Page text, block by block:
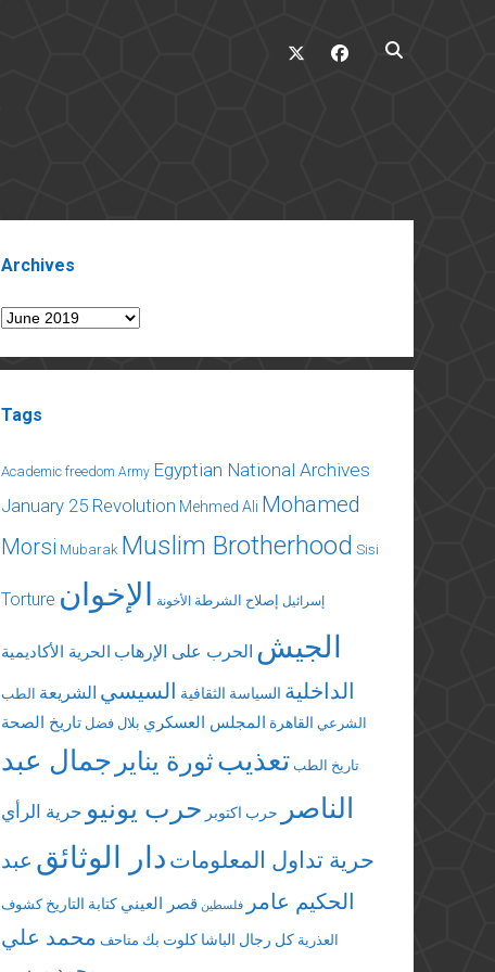
twitter facebook
Archives
Archives
Tags
Academic freedom Army Egyptian National Archives
January 25 Revolution Mehmed Ali Mohamed
Morsi Mubarak Muslim Brotherhood Sisi
Torture إسرائيل إصلاح الشرطة الأخونة الإخوان
الجيش الحرب على الإرهاب الحرية الأكاديمية
الداخلية السياسة الثقافية السيسي الشريعة الطب
الشرعي القاهرة المجلس العسكري بلال فضل تاريخ الصحة
تاريخ الطب تعذيبثورة يناير جمال عبد
الناصر
حرب اكتوبر حرب يونيو حرية الرأي
حرية تداول المعلومات دار الوثائق عبد
الحكيم عامر
فلسطين قصر العيني كتابة التاريخ كشوف
العذرية كل رجال الباشا كلوت بك متاحف محمد علي